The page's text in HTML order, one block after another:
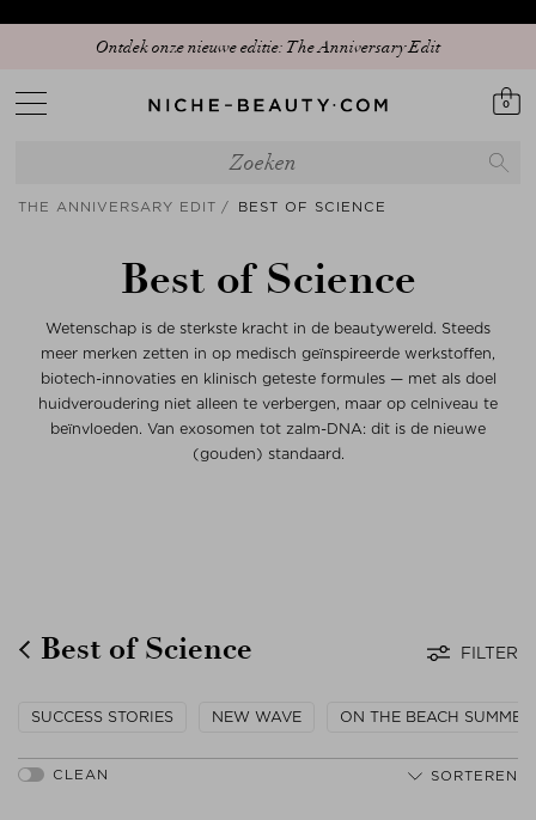
Ontdek onze nieuwe editie: The Anniversary Edit
0
THE ANNIVERSARY EDIT BEST OF SCIENCE
Best of Science
Wetenschap is de sterkste kracht in de beautywereld. Steeds
meer merken zetten in op medisch geïnspireerde werkstoffen,
biotech-innovaties en klinisch geteste formules — met als doel
huidveroudering niet alleen te verbergen, maar op celniveau te
beïnvloeden. Van exosomen tot zalm-DNA: dit is de nieuwe
(gouden) standaard.
Best of Science FILTER
SUCCESS STORIES NEW WAVE ON THE BEACH SUMMER
SORTEREN